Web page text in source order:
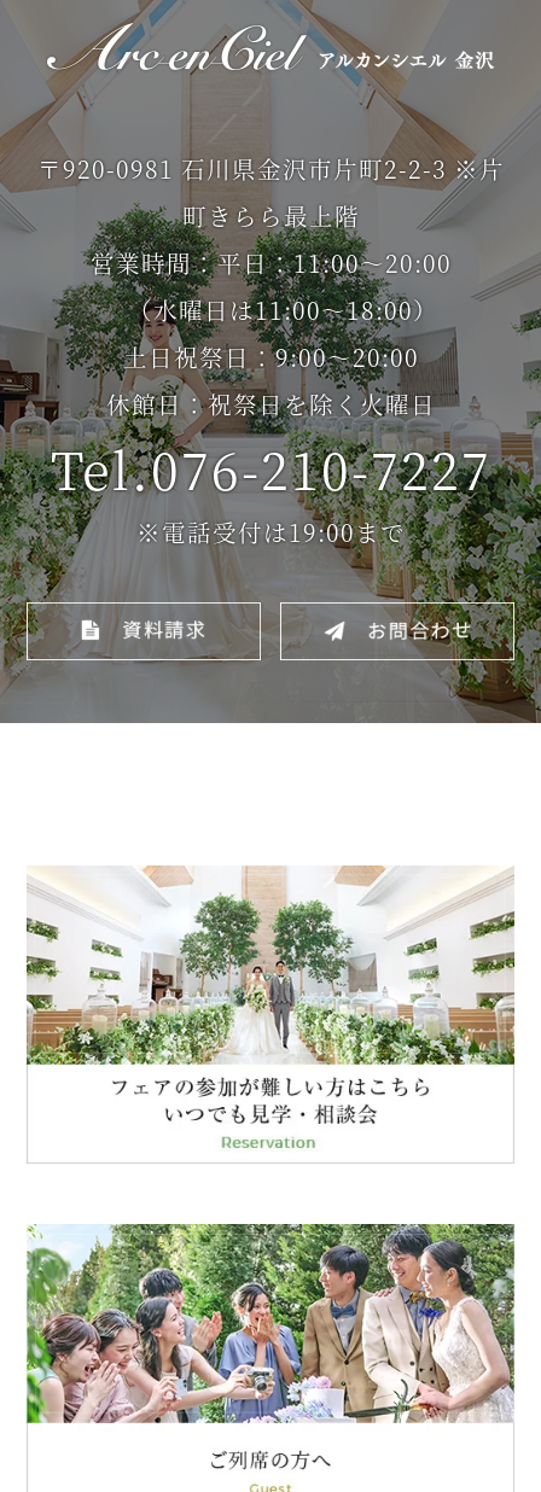
〒920-0981 石川県金沢市片町2-2-3 ※片
町きらら最上階
営業時間：平日：11:00～20:00
（水曜日は11:00～18:00）
土日祝祭日：9:00～20:00
休館日：祝祭日を除く火曜日
Tel.076-210-7227
※電話受付は19:00まで